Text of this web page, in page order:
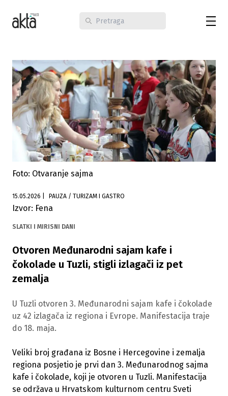
Foto: Otvaranje sajma
15.05.2026 PAUZA / TURIZAM I GASTRO
Izvor: Fena
SLATKI I MIRISNI DANI
Otvoren Međunarodni sajam kafe i
čokolade u Tuzli, stigli izlagači iz pet
zemalja
U Tuzli otvoren 3. Međunarodni sajam kafe i čokolade
uz 42 izlagača iz regiona i Evrope. Manifestacija traje
do 18. maja.
Veliki broj građana iz Bosne i Hercegovine i zemalja
regiona posjetio je prvi dan 3. Međunarodnog sajma
kafe i čokolade, koji je otvoren u Tuzli. Manifestacija
se održava u Hrvatskom kulturnom centru Sveti